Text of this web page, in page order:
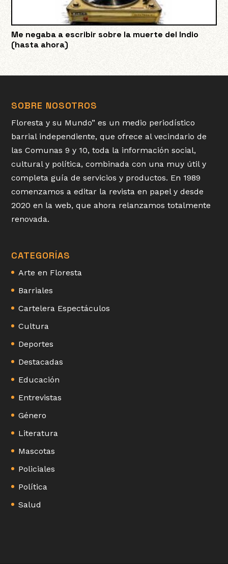
Me negaba a escribir sobre la muerte del Indio
(hasta ahora)
SOBRE NOSOTROS
Floresta y su Mundo” es un medio periodístico
barrial independiente, que ofrece al vecindario de
las Comunas 9 y 10, toda la información social,
cultural y política, combinada con una muy útil y
completa guía de servicios y productos. En 1989
comenzamos a editar la revista en papel y desde
2020 en la web, que ahora relanzamos totalmente
renovada.
CATEGORÍAS
Arte en Floresta
Barriales
Cartelera Espectáculos
Cultura
Deportes
Destacadas
Educación
Entrevistas
Género
Literatura
Mascotas
Policiales
Política
Salud